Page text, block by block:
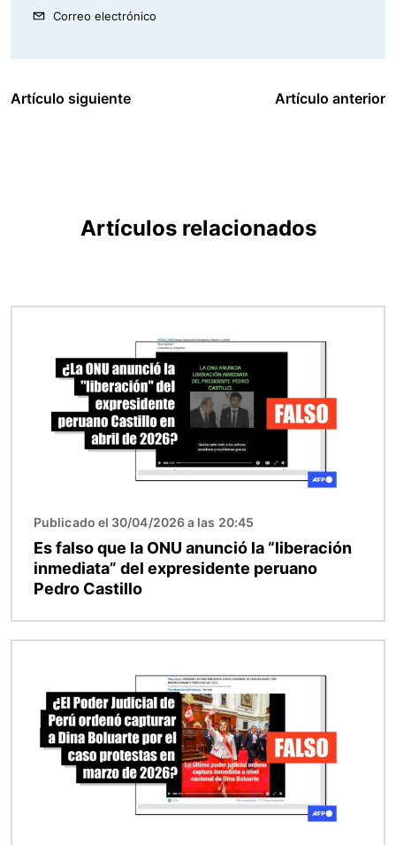
Correo electrónico
Artículo siguiente Artículo anterior
Artículos relacionados
Publicado el 30/04/2026 a las 20:45
Es falso que la ONU anunció la “liberación
inmediata” del expresidente peruano
Pedro Castillo